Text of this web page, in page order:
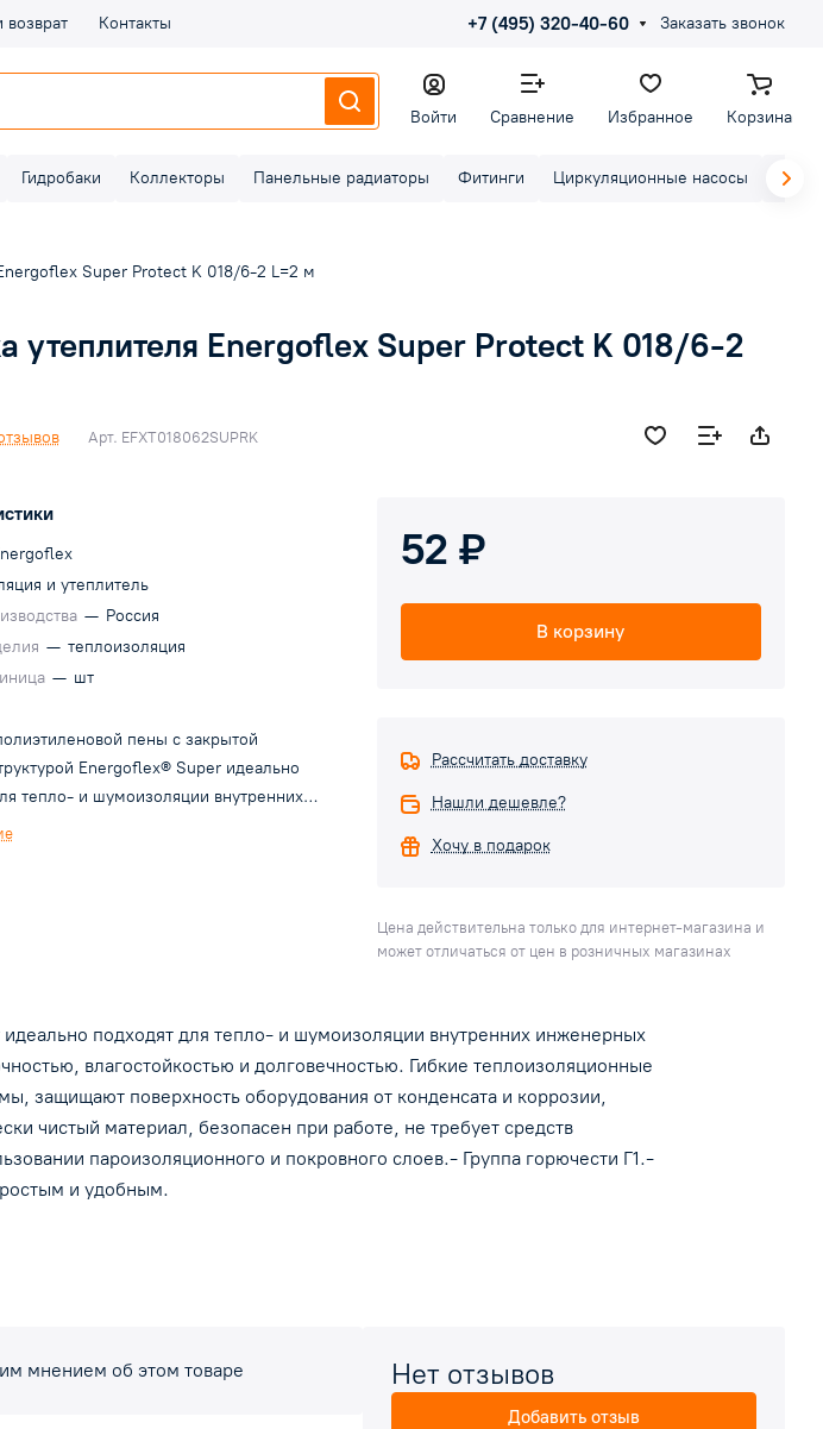
возврат Контакты +7 (495) 320-40-60 Заказать звонок
Войти Сравнение Избранное Корзина
Гидробаки Коллекторы Панельные радиаторы Фитинги Циркуляционные насосы
Super Protect K 018/6-2 L=2 м
утеплителя Energoflex Super Protect K 018/6-2
Арт. EFXT018062SUPRK
и утеплитель
— Россия
— теплоизоляция
— шт
пены с закрытой
Energoflex® Super идеально
тепло- и шумоизоляции внутренних
систем. Материал изделий стоек к
замерзанию теплоносителя в течение
времени. Экологически чистый материал,
работе, не требует средств
защиты.- При применении внутри
в использовании
и покровного слоев.- Группа
Гибкость изделия и технологический
52 ₽
В корзину
Рассчитать доставку
Нашли дешевле?
Хочу в подарок
Цена действительна только для интернет-магазина и
может отличаться от цен в розничных магазинах
подходят для тепло- и шумоизоляции внутренних инженерных
влагостойкостью и долговечностью. Гибкие теплоизоляционные
защищают поверхность оборудования от конденсата и коррозии,
чистый материал, безопасен при работе, не требует средств
пароизоляционного и покровного слоев.- Группа горючести Г1.-
и удобным.
мнением об этом товаре Нет отзывов
Добавить отзыв